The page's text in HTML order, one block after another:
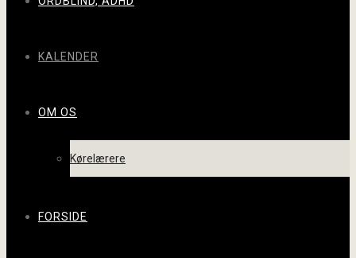
KALENDER
OM OS
Kørelærere
FORSIDE